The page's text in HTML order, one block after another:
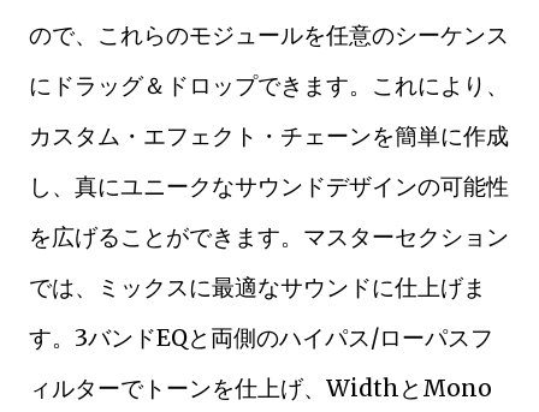
ので、これらのモジュールを任意のシーケンス
にドラッグ＆ドロップできます。これにより、
カスタム・エフェクト・チェーンを簡単に作成
し、真にユニークなサウンドデザインの可能性
を広げることができます。マスターセクション
では、ミックスに最適なサウンドに仕上げま
す。3バンドEQと両側のハイパス/ローパスフ
ィルターでトーンを仕上げ、WidthとMono